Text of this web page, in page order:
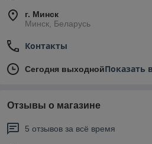
г. Минск
Минск, Беларусь
Контакты
Сегодня выходнойПоказать
Отзывы о магазине
5 отзывов за всё время